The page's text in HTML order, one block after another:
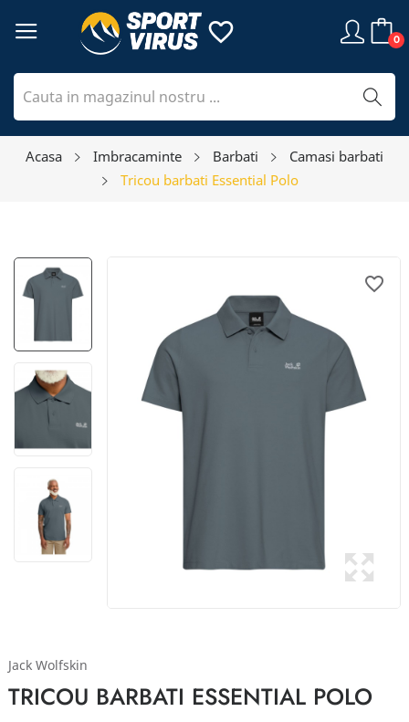
0
favorite_border
Acasa Imbracaminte Barbati
Camasi barbati
Tricou barbati Essential Polo
favorite_border
Jack Wolfskin
TRICOU BARBATI ESSENTIAL POLO